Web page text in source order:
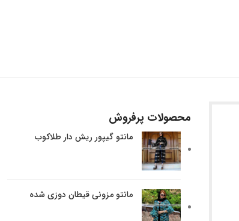
محصولات پرفروش
مانتو گیپور ریش دار طلاکوب
مانتو مزونی قیطان دوزی شده